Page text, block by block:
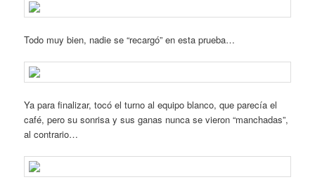
Todo muy bien, nadie se “recargó” en esta prueba…
Ya para finalizar, tocó el turno al equipo blanco, que parecía el
café, pero su sonrisa y sus ganas nunca se vieron “manchadas”,
al contrario…